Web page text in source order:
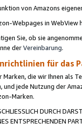
von Amazons
Webpages in WebView
Sie, ob sie
derVereinbarung.
für das
die wir Ihnen als
jede Nutzung der
Marken.
DURCH
ENTSPRECHENDEN